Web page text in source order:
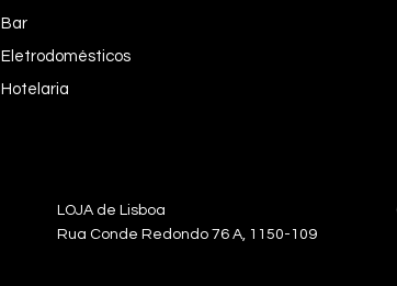
Bar
Eletrodomésticos
Hotelaria
LOJA de Lisboa
Rua Conde Redondo 76 A, 1150-109